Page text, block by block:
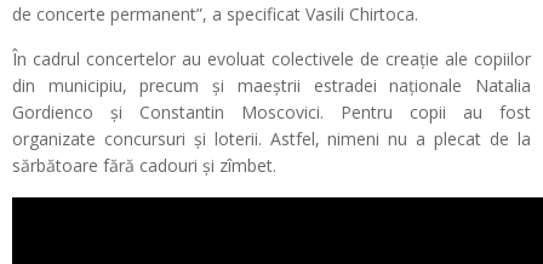
de concerte permanent”, a specificat Vasili Chirtoca.
În cadrul concertelor au evoluat colectivele de creație ale copiilor
din municipiu, precum și maeștrii estradei naționale Natalia
Gordienco și Constantin Moscovici. Pentru copii au fost
organizate concursuri și loterii. Astfel, nimeni nu a plecat de la
sărbătoare fără cadouri și zîmbet.